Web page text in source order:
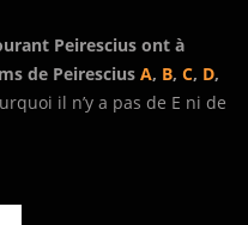
Peirescius ont à
de Peirescius A, B, C, D,
il n’y a pas de E ni de